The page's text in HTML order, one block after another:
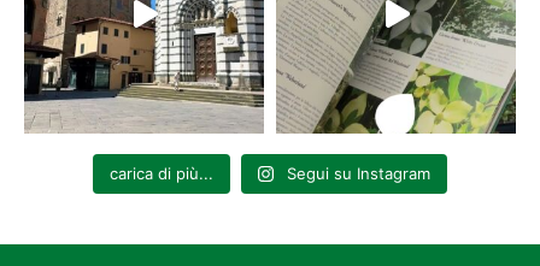
carica di più... Segui su Instagram